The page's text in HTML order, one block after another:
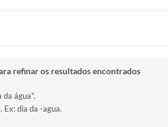
refinar os resultados encontrados
água".
Ex: dia da -agua.